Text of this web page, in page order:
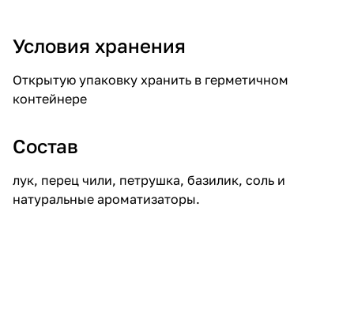
Условия хранения
Открытую упаковку хранить в герметичном
контейнере
Состав
лук, перец чили, петрушка, базилик, соль и
натуральные ароматизаторы.